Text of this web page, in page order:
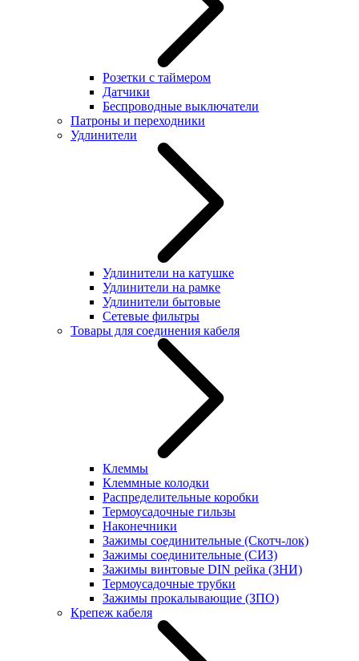
Розетки с таймером
Датчики
Беспроводные выключатели
Патроны и переходники
Удлинители
Удлинители на катушке
Удлинители на рамке
Удлинители бытовые
Сетевые фильтры
Товары для соединения кабеля
Клеммы
Клеммные колодки
Распределительные коробки
Термоусадочные гильзы
Наконечники
Зажимы соединительные (Скотч-лок)
Зажимы соединительные (СИЗ)
Зажимы винтовые DIN рейка (ЗНИ)
Термоусадочные трубки
Зажимы прокалывающие (ЗПО)
Крепеж кабеля